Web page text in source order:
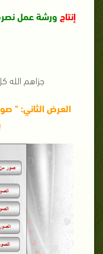
إنتاج ورشة عمل
جزاهم الله
العرض الثاني: "